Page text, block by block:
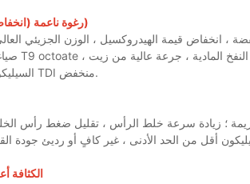
رغوة ناعمة (انخفاض صلابة بنفس الكثافة)
السيليكون النشط للغاية ، مؤشر TDI منخفض.
الكثافة